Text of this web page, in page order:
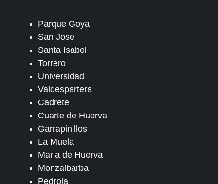
Parque Goya
San Jose
Santa Isabel
Torrero
Universidad
Valdespartera
Cadrete
Cuarte de Huerva
Garrapinillos
La Muela
Maria de Huerva
Monzalbarba
Pedrola